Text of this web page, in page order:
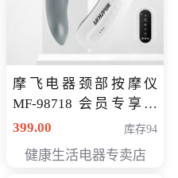
摩飞电器颈部按摩仪
MF-98718 会员专享价
299元
399.00 库存94
健康生活电器专卖店